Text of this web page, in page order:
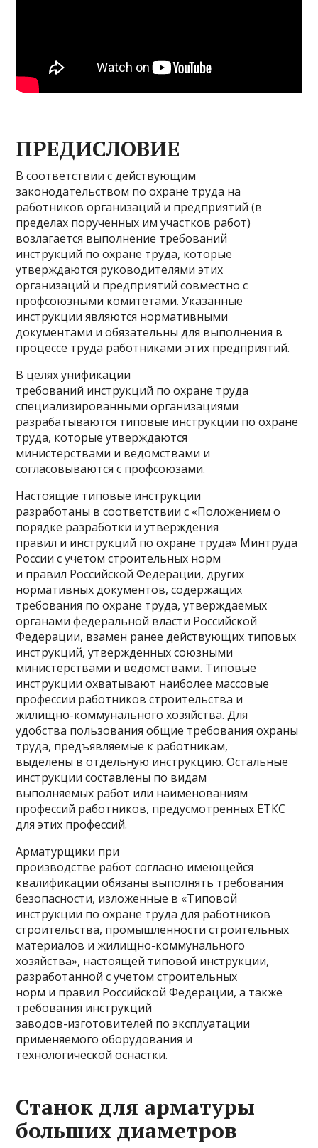
ПРЕДИСЛОВИЕ
В соответствии с действующим
законодательством по охране труда на
работников организаций и предприятий (в
пределах порученных им участков работ)
возлагается выполнение требований
инструкций по охране труда, которые
утверждаются руководителями этих
организаций и предприятий совместно с
профсоюзными комитетами. Указанные
инструкции являются нормативными
документами и обязательны для выполнения в
процессе труда работниками этих предприятий.
В целях унификации
требований инструкций по охране труда
специализированными организациями
разрабатываются типовые инструкции по охране
труда, которые утверждаются
министерствами и ведомствами и
согласовываются с профсоюзами.
Настоящие типовые инструкции
разработаны в соответствии с «Положением о
порядке разработки и утверждения
правил и инструкций по охране труда» Минтруда
России с учетом строительных норм
и правил Российской Федерации, других
нормативных документов, содержащих
требования по охране труда, утверждаемых
органами федеральной власти Российской
Федерации, взамен ранее действующих типовых
инструкций, утвержденных союзными
министерствами и ведомствами. Типовые
инструкции охватывают наиболее массовые
профессии работников строительства и
жилищно-коммунального хозяйства. Для
удобства пользования общие требования охраны
труда, предъявляемые к работникам,
выделены в отдельную инструкцию. Остальные
инструкции составлены по видам
выполняемых работ или наименованиям
профессий работников, предусмотренных ЕТКС
для этих профессий.
Арматурщики при
производстве работ согласно имеющейся
квалификации обязаны выполнять требования
безопасности, изложенные в «Типовой
инструкции по охране труда для работников
строительства, промышленности строительных
материалов и жилищно-коммунального
хозяйства», настоящей типовой инструкции,
разработанной с учетом строительных
норм и правил Российской Федерации, а также
требования инструкций
заводов-изготовителей по эксплуатации
применяемого оборудования и
технологической оснастки.
Станок для арматуры
больших диаметров